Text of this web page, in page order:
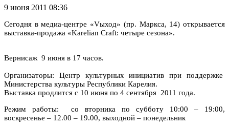
9 июня 2011 08:36
Сегодня в медиа-центре «Vыход» (пр. Маркса, 14) открывается
выставка-продажа «Karelian Craft: четыре сезона».
Вернисаж 9 июня в 17 часов.
Организаторы: Центр культурных инициатив при поддержке
Министерства культуры Республики Карелия.
Выставка продлится с 10 июня по 4 сентября 2011 года.
Режим работы: со вторника по субботу 10:00 – 19:00,
воскресенье – 12.00 – 19.00, выходной – понедельник